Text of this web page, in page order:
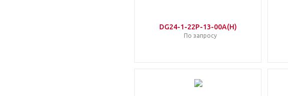
DG24-1-22P-13-00A(H)
По запросу